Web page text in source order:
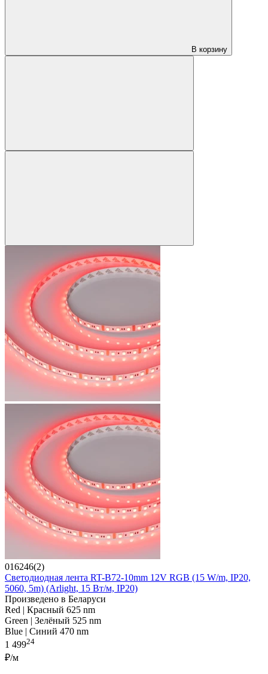
В корзину
016246(2)
Светодиодная лента RT-B72-10mm 12V RGB (15 W/m, IP20,
5060, 5m) (Arlight, 15 Вт/м, IP20)
Произведено в Беларуси
Red | Красный 625 nm
Green | Зелёный 525 nm
Blue | Синий 470 nm
1 49924
₽/м